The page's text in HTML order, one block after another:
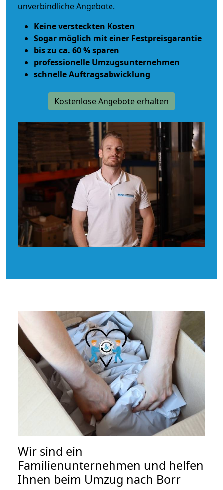
unverbindliche Angebote.
Keine versteckten Kosten
Sogar möglich mit einer Festpreisgarantie
bis zu ca. 60 % sparen
professionelle Umzugsunternehmen
schnelle Auftragsabwicklung
Kostenlose Angebote erhalten
Wir sind ein
Familienunternehmen und helfen
Ihnen beim Umzug nach Borr